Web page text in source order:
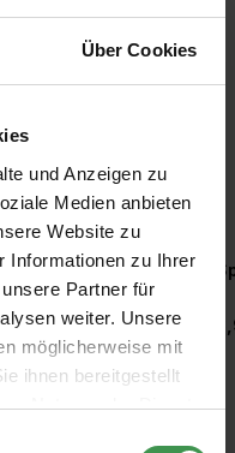
Über Cookies
und Anzeigen zu
Medien anbieten
Website zu
Informationen zu Ihrer
Partner für
weiter. Unsere
möglicherweise mit
ihnen bereitgestellt
Nutzung der Dienste